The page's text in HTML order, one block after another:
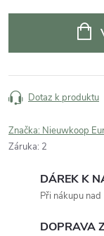
Dotaz k produktu
Značka: Nieuwkoop
Záruka: 2
DÁREK K
Při nákupu
DOPRAVA